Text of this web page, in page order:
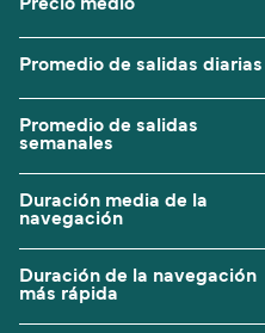
Precio medio
Promedio de salidas diarias
Promedio de salidas
semanales
Duración media de la
navegación
Duración de la navegación
más rápida